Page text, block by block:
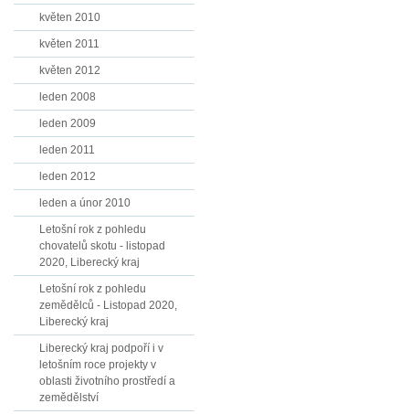
květen 2010
květen 2011
květen 2012
leden 2008
leden 2009
leden 2011
leden 2012
leden a únor 2010
Letošní rok z pohledu
chovatelů skotu - listopad
2020, Liberecký kraj
Letošní rok z pohledu
zemědělců - Listopad 2020,
Liberecký kraj
Liberecký kraj podpoří i v
letošním roce projekty v
oblasti životního prostředí a
zemědělství